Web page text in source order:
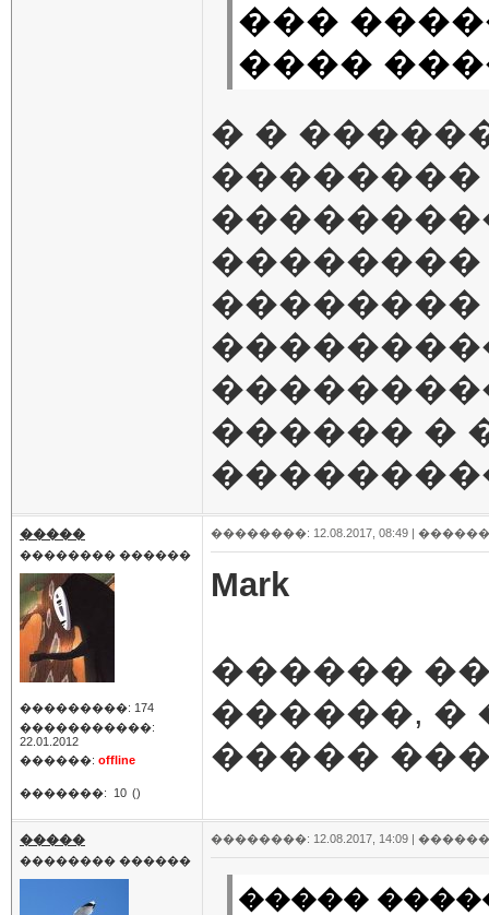
���
����
� �
��������
��������
������ �
�����
�������� ������
���������: 174
�����������:
22.01.2012
������: offline
�������: 10 ()
��������: 12.08.2017, 08:49 |
Mark
������
������, �
�����
�����
�������� ������
��������: 12.08.2017, 14:09 |
�����